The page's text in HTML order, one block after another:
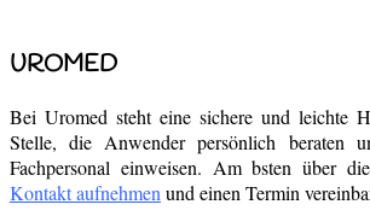
UROMED
Bei Uromed steht eine sichere und leichte
Stelle, die Anwender persönlich beraten
Fachpersonal einweisen. Am bsten über
Kontakt aufnehmen und einen Termin